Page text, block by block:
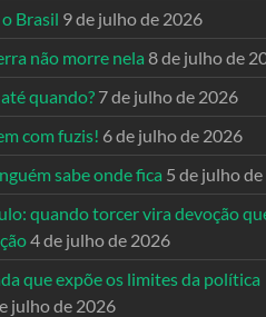
Brasil 9 de julho de 2026
não morre nela 8 de julho de
quando? 7 de julho de 2026
com fuzis! 6 de julho de 2026
sabe onde fica 5 de julho
quando torcer vira devoção
4 de julho de 2026
que expõe os limites da política
julho de 2026